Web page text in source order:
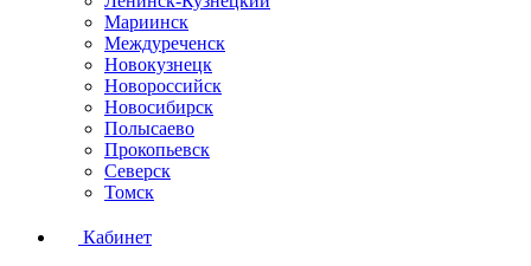
Мариинск
Междуреченск
Новокузнецк
Новороссийск
Новосибирск
Полысаево
Прокопьевск
Северск
Томск
Кабинет